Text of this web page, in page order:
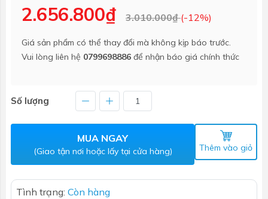
2.656.800₫ 3.010.000₫(-12%)
Giá sản phẩm có thể thay đổi mà không kịp báo trước.
Vui lòng liên hệ 0799698886 để nhận báo giá chính thức
Số lượng
MUA NGAY
(Giao tận nơi hoặc lấy tại cửa hàng) Thêm vào giỏ
Tình trạng: Còn hàng